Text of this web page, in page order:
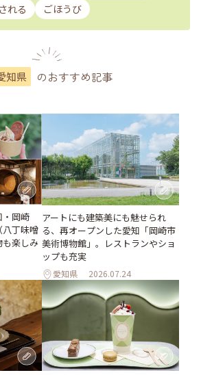
れる ごほうび
知県 のおすすめ記事
・岡崎
八丁味噌
も楽しみ
アートにも建築美にも魅せられ
る、再オープンした愛知「岡崎市
美術博物館」。レストランやショ
ップも充実
愛知県 2026.07.24